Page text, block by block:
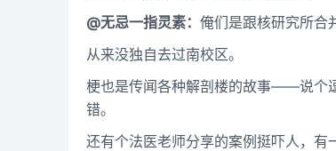
@无忌一指灵素： 俺们是跟核研究所合
从来没独自去过南校区。
梗也是传闻各种解剖楼的故事——说个
错。
还有个法医老师分享的案例挺吓人，